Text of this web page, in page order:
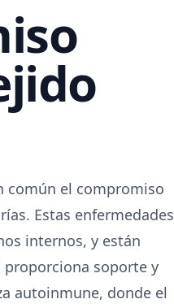
común el compromiso
Estas enfermedades
internos, y están
soporte y
autoinmune, donde el